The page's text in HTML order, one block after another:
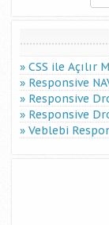
CSS ile Açılır
Responsive
Responsive
Responsive
Veblebi